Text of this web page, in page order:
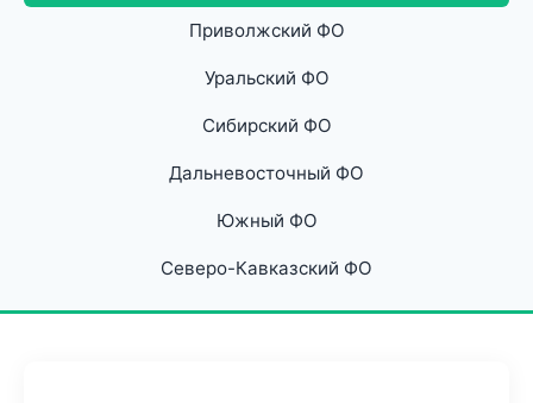
Приволжский ФО
Уральский ФО
Сибирский ФО
Дальневосточный ФО
Южный ФО
Северо-Кавказский ФО